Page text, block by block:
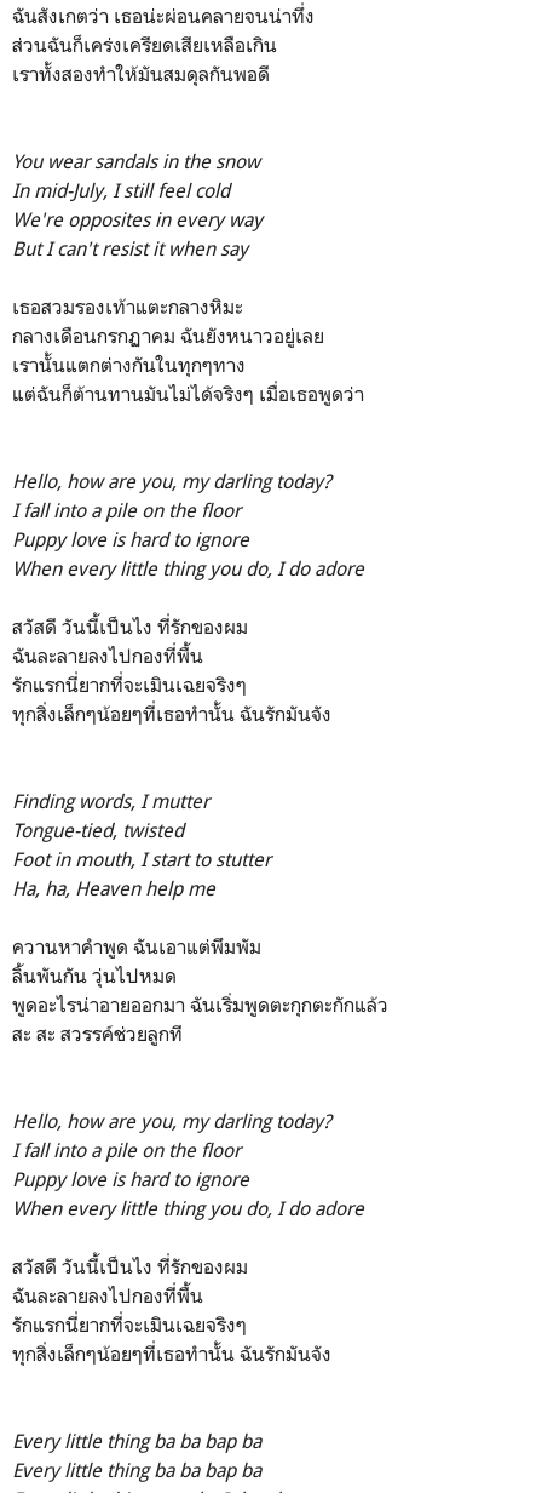
ฉันสังเกตว่า เธอน่ะผ่อนคลายจนน่าทึ่ง
ส่วนฉันก็เคร่งเครียดเสียเหลือเกิน
เราทั้งสองทำให้มันสมดุลกันพอดี
You wear sandals in the snow
In mid-July, I still feel cold
We're opposites in every way
But I can't resist it when say
เธอสวมรองเท้าแตะกลางหิมะ
กลางเดือนกรกฏาคม ฉันยังหนาวอยู่เลย
เรานั้นแตกต่างกันในทุกๆทาง
แต่ฉันก็ต้านทานมันไม่ได้จริงๆ เมื่อเธอพูดว่า
Hello, how are you, my darling today?
I fall into a pile on the floor
Puppy love is hard to ignore
When every little thing you do, I do adore
สวัสดี วันนี้เป็นไง ที่รักของผม
ฉันละลายลงไปกองที่พื้น
รักแรกนี่ยากที่จะเมินเฉยจริงๆ
ทุกสิ่งเล็กๆน้อยๆที่เธอทำนั้น ฉันรักมันจัง
Finding words, I mutter
Tongue-tied, twisted
Foot in mouth, I start to stutter
Ha, ha, Heaven help me
ควานหาคำพูด ฉันเอาแต่พึมพัม
ลิ้นพันกัน วุ่นไปหมด
พูดอะไรน่าอายออกมา ฉันเริ่มพูดตะกุกตะกักแล้ว
สะ สะ สวรรค์ช่วยลูกที
Hello, how are you, my darling today?
I fall into a pile on the floor
Puppy love is hard to ignore
When every little thing you do, I do adore
สวัสดี วันนี้เป็นไง ที่รักของผม
ฉันละลายลงไปกองที่พื้น
รักแรกนี่ยากที่จะเมินเฉยจริงๆ
ทุกสิ่งเล็กๆน้อยๆที่เธอทำนั้น ฉันรักมันจัง
Every little thing ba ba bap ba
Every little thing ba ba bap ba